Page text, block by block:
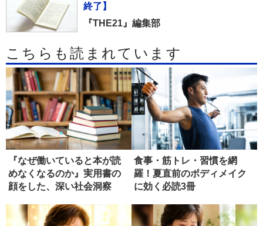
終了】
『THE21』編集部
こちらも読まれています
『なぜ働いていると本が読
めなくなるのか』実用書の
顔をした、深い社会洞察
食事・筋トレ・習慣を網
羅！夏直前のボディメイク
に効く必読3冊